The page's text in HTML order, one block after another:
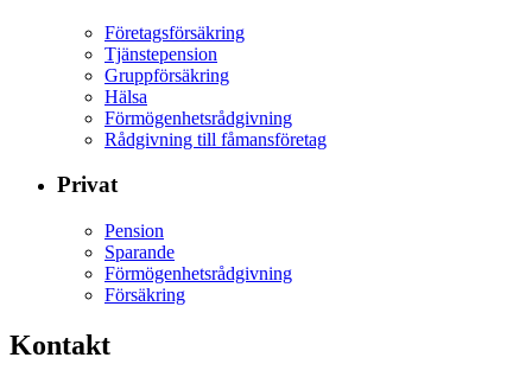
Företagsförsäkring
Tjänstepension
Gruppförsäkring
Hälsa
Förmögenhetsrådgivning
Rådgivning till fåmansföretag
Privat
Pension
Sparande
Förmögenhetsrådgivning
Försäkring
Kontakt